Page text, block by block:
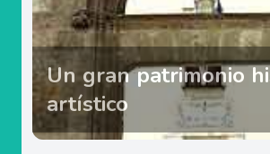
Un gran patrimonio
artístico